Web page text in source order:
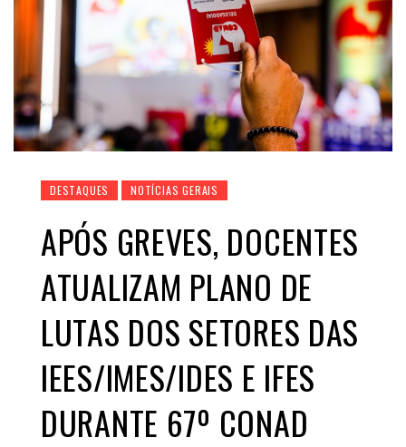
DESTAQUES NOTÍCIAS GERAIS
APÓS GREVES, DOCENTES
ATUALIZAM PLANO DE
LUTAS DOS SETORES DAS
IEES/IMES/IDES E IFES
DURANTE 67º CONAD